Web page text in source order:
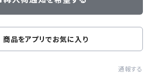
商品をアプリでお気に入り
通報する